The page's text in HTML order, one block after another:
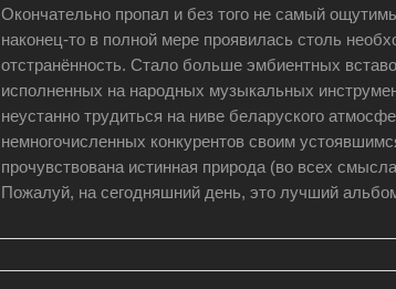
Окончательно пропал и без того не самый
наконец-то в полной мере проявилась столь
отстранённость. Стало больше эмбиентных
исполненных на народных музыкальных
неустанно трудиться на ниве беларуского
немногочисленных конкурентов своим
прочувствована истинная природа (во всех
Пожалуй, на сегодняшний день, это лучший